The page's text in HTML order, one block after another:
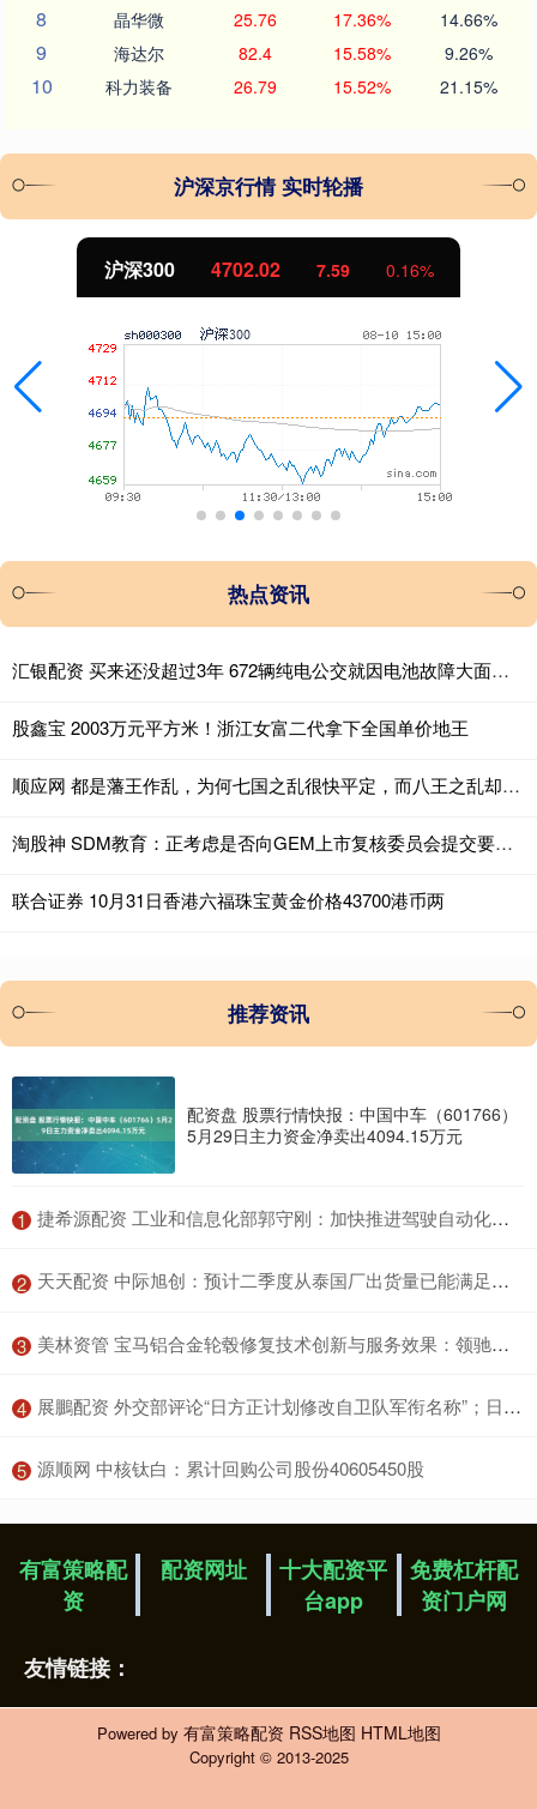
8 晶华微 25.76 17.36% 14.66%
9 海达尔 82.4 15.58% 9.26%
10 科力装备 26.79 15.52% 21.15%
沪深京行情 实时轮播
7.59 0.16%
热点资讯
汇银配资 买来还没超过3年 672辆纯电公交就因电池故障大面积停运！东莞最大公交公司起诉卖家
股鑫宝 2003万元平方米！浙江女富二代拿下全国单价地王
顺应网 都是藩王作乱，为何七国之乱很快平定，而八王之乱却持续15年？
淘股神 SDM教育：正考虑是否向GEM上市复核委员会提交要求就除牌决定进行进一步复核
联合证券 10月31日香港六福珠宝黄金价格43700港币两
推荐资讯
配资盘 股票行情快报：中国中车（601766）
5月29日主力资金净卖出4094.15万元
1 ​捷希源配资 工业和信息化部郭守刚：加快推进驾驶自动化、碰撞安全等重点标准研制
2 ​天天配资 中际旭创：预计二季度从泰国厂出货量已能满足北美客户订单需求
3 ​美林资管 宝马铝合金轮毂修复技术创新与服务效果：领驰引领行业服务标准
4 ​展鵬配资 外交部评论“日方正计划修改自卫队军衔名称”；日本股市三连跌！ 风控日报
5 ​源顺网 中核钛白：累计回购公司股份40605450股
有富策略配
资
配资网址
十大配资平
台app
免费杠杆配
资门户网
友情链接：
Powered by 有富策略配资 RSS地图 HTML地图
Copyright © 2013-2025